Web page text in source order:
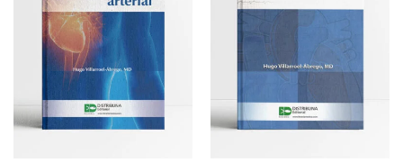
lista de
lista de